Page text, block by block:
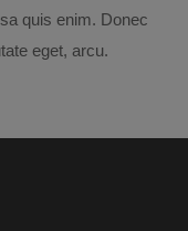
quis enim. Donec
eget, arcu.